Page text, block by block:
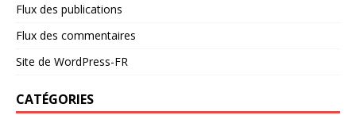
Flux des publications
Flux des commentaires
Site de WordPress-FR
CATÉGORIES